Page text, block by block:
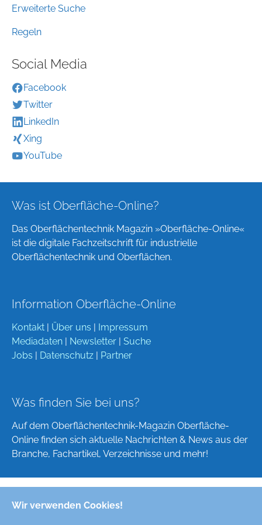
Wir verwenden Cookies!
Erweiterte Suche
Regeln
Social Media
Facebook
Twitter
LinkedIn
Xing
YouTube
Was ist Oberfläche-Online?
Das Oberflächentechnik Magazin »Oberfläche-Online«
ist die digitale Fachzeitschrift für industrielle
Oberflächentechnik und Oberflächen.
Information Oberfläche-Online
Kontakt Über uns
Impressum
Mediadaten
Newsletter
Suche
Jobs
Datenschutz Partner
Was finden Sie bei uns?
Auf dem Oberflächentechnik-Magazin Oberfläche-
Online finden sich aktuelle Nachrichten & News aus der
Branche, Fachartikel, Verzeichnisse und mehr!
Deutsch